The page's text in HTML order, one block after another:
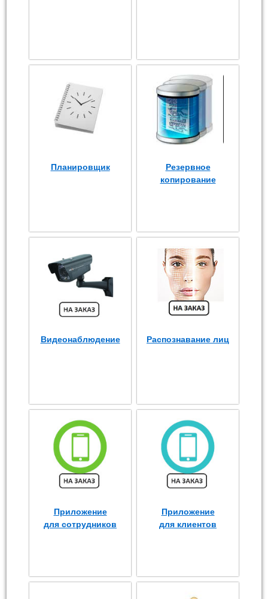
Планировщик
Резервное
копирование
Видеонаблюдение Распознавание лиц
Приложение
для сотрудников
Приложение
для клиентов